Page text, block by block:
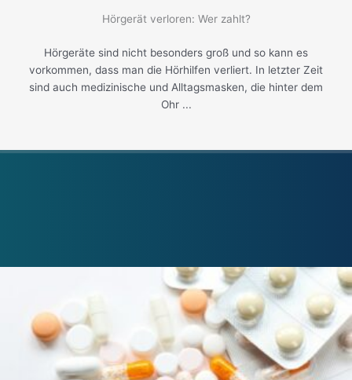
Hörgerät verloren: Wer zahlt?
Hörgeräte sind nicht besonders groß und so kann es
vorkommen, dass man die Hörhilfen verliert. In letzter Zeit
sind auch medizinische und Alltagsmasken, die hinter dem
Ohr ...